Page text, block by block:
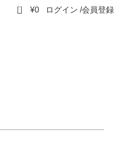
0 ¥0 ログイン /会員登録